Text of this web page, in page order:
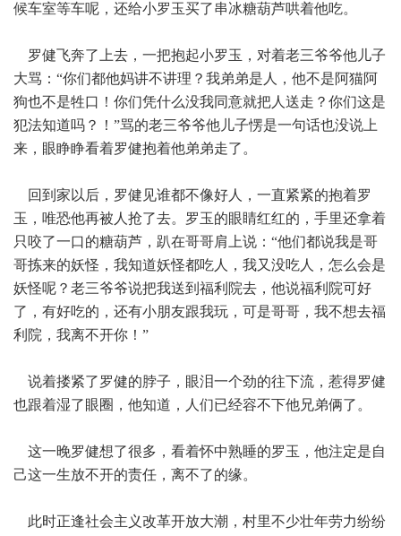
候车室等车呢，还给小罗玉买了串冰糖葫芦哄着他吃。
罗健飞奔了上去，一把抱起小罗玉，对着老三爷爷他儿子
大骂：“你们都他妈讲不讲理？我弟弟是人，他不是阿猫阿
狗也不是牲口！你们凭什么没我同意就把人送走？你们这是
犯法知道吗？！”骂的老三爷爷他儿子愣是一句话也没说上
来，眼睁睁看着罗健抱着他弟弟走了。
回到家以后，罗健见谁都不像好人，一直紧紧的抱着罗
玉，唯恐他再被人抢了去。罗玉的眼睛红红的，手里还拿着
只咬了一口的糖葫芦，趴在哥哥肩上说：“他们都说我是哥
哥拣来的妖怪，我知道妖怪都吃人，我又没吃人，怎么会是
妖怪呢？老三爷爷说把我送到福利院去，他说福利院可好
了，有好吃的，还有小朋友跟我玩，可是哥哥，我不想去福
利院，我离不开你！”
说着搂紧了罗健的脖子，眼泪一个劲的往下流，惹得罗健
也跟着湿了眼圈，他知道，人们已经容不下他兄弟俩了。
这一晚罗健想了很多，看着怀中熟睡的罗玉，他注定是自
己这一生放不开的责任，离不了的缘。
此时正逢社会主义改革开放大潮，村里不少壮年劳力纷纷